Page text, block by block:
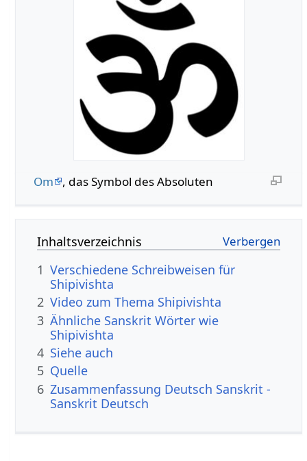
Om , das Symbol des Absoluten
Inhaltsverzeichnis
1 Verschiedene Schreibweisen für
Shipivishta
2 Video zum Thema Shipivishta
3 Ähnliche Sanskrit Wörter wie
Shipivishta
4 Siehe auch
5 Quelle
6 Zusammenfassung Deutsch Sanskrit -
Sanskrit Deutsch